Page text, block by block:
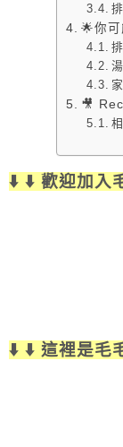
🌟你
🎥
⬇️ ⬇️ 歡迎加入
⬇️ ⬇️ 這裡是毛